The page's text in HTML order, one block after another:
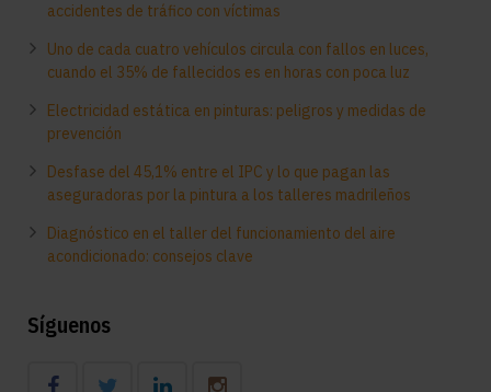
accidentes de tráfico con víctimas
Uno de cada cuatro vehículos circula con fallos en luces,
cuando el 35% de fallecidos es en horas con poca luz
Electricidad estática en pinturas: peligros y medidas de
prevención
Desfase del 45,1% entre el IPC y lo que pagan las
aseguradoras por la pintura a los talleres madrileños
Diagnóstico en el taller del funcionamiento del aire
acondicionado: consejos clave
Síguenos